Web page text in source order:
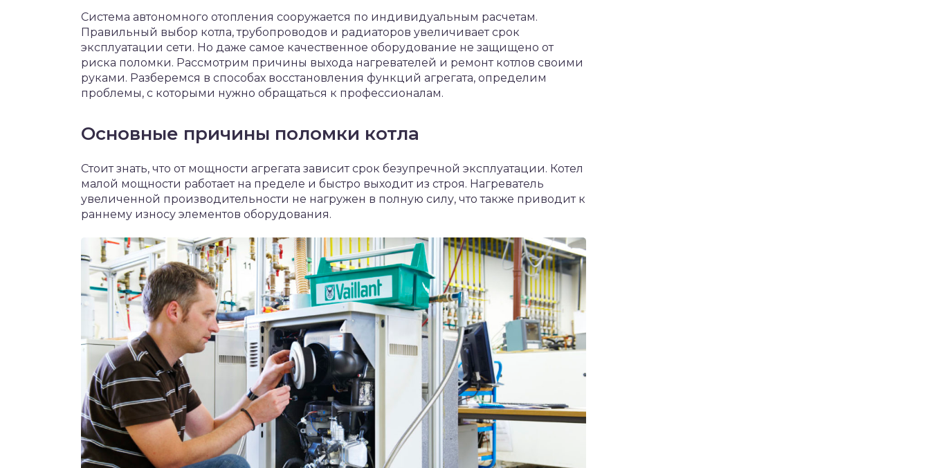
Система автономного отопления сооружается по индивидуальным расчетам.
Правильный выбор котла, трубопроводов и радиаторов увеличивает срок
эксплуатации сети. Но даже самое качественное оборудование не защищено от
риска поломки. Рассмотрим причины выхода нагревателей и ремонт котлов своими
руками. Разберемся в способах восстановления функций агрегата, определим
проблемы, с которыми нужно обращаться к профессионалам.
Основные причины поломки котла
Стоит знать, что от мощности агрегата зависит срок безупречной эксплуатации. Котел
малой мощности работает на пределе и быстро выходит из строя. Нагреватель
увеличенной производительности не нагружен в полную силу, что также приводит к
раннему износу элементов оборудования.
крыши и кровли